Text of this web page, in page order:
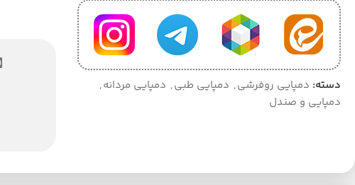
دسته: دمپایی روفرشی, دمپایی طبی, دمپایی مردانه,
دمپایی و صندل